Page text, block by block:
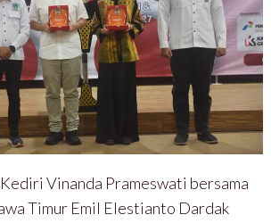
Vinanda Prameswati bersama
Timur Emil Elestianto Dardak